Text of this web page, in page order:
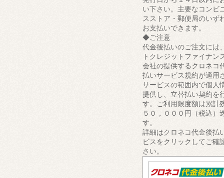
い下さい。主要なコンビ
スストア・郵便局のいず
お支払いできます。
◆ご注意
代金後払いのご注文には
トクレジットファイナン
会社の提供するクロネコ
払いサービス規約が適用
サービスの範囲内で個人
提供し、立替払い契約を
す。ご利用限度額は累計
５０，０００円（税込）
す。
詳細はクロネコ代金後払
ビスをクリックしてご確
さい。